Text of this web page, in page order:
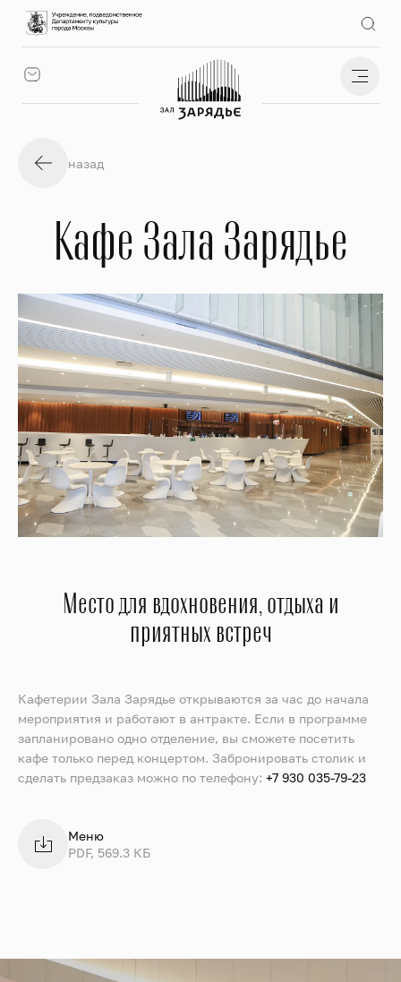
назад
Кафе Зала Зарядье
Место для вдохновения, отдыха и
приятных встреч
Кафетерии Зала Зарядье открываются за час до начала
мероприятия и работают в антракте. Если в программе
запланировано одно отделение, вы сможете посетить
кафе только перед концертом. Забронировать столик и
сделать предзаказ можно по телефону: +7 930 035-79-23
Меню
PDF, 569.3 КБ